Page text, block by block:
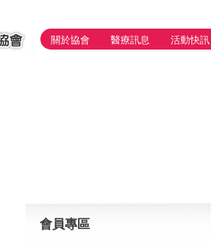
關於協會
醫療訊息 活動快訊
會員專區